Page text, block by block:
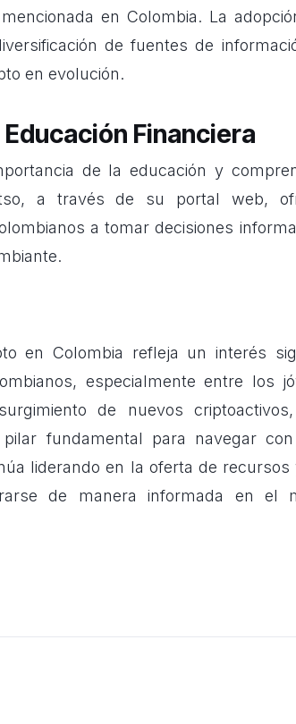
en Colombia. La
de fuentes de
en evolución.
Financiera
de la educación y
a través de su portal web,
a tomar decisiones
en Colombia refleja un interés
especialmente entre los
de nuevos
fundamental para navegar
liderando en la oferta de recursos
de manera informada en el